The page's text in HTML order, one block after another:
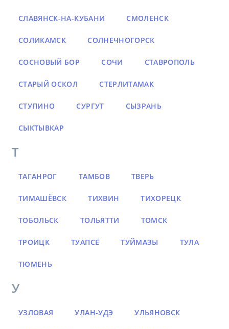
СЛАВЯНСК-НА-КУБАНИ СМОЛЕНСК
СОЛИКАМСК СОЛНЕЧНОГОРСК
СОСНОВЫЙ БОР СОЧИ СТАВРОПОЛЬ
СТАРЫЙ ОСКОЛ СТЕРЛИТАМАК
СТУПИНО СУРГУТ СЫЗРАНЬ
СЫКТЫВКАР
Т
ТАГАНРОГ ТАМБОВ ТВЕРЬ
ТИМАШЁВСК ТИХВИН ТИХОРЕЦК
ТОБОЛЬСК ТОЛЬЯТТИ ТОМСК
ТРОИЦК ТУАПСЕ ТУЙМАЗЫ ТУЛА
ТЮМЕНЬ
У
УЗЛОВАЯ УЛАН-УДЭ УЛЬЯНОВСК